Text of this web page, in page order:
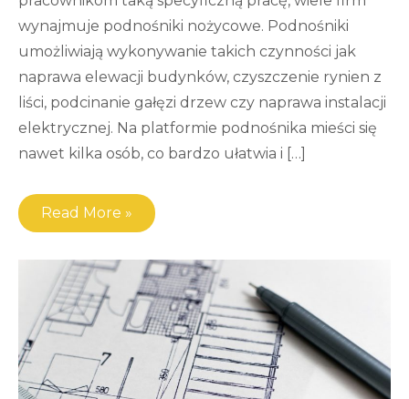
wynajmuje podnośniki nożycowe. Podnośniki
umożliwiają wykonywanie takich czynności jak
naprawa elewacji budynków, czyszczenie rynien z
liści, podcinanie gałęzi drzew czy naprawa instalacji
elektrycznej. Na platformie podnośnika mieści się
nawet kilka osób, co bardzo ułatwia i […]
Read More »